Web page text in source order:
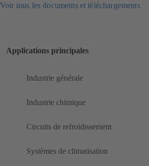
Voir tous les documents et téléchargements
Applications principales
Industrie générale
Industrie chimique
Circuits de refroidissement
Systèmes de climatisation